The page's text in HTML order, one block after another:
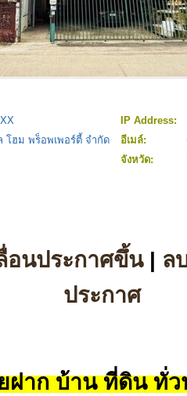
IP Address:
โฮม พร็อพเพอร์ตี้ จำกัด
อีเมล์:
จังหวัด:
อนประกาศขึ้น| ล
ประกาศ
ฝาก บ้าน ที่ดิน ทั่ว